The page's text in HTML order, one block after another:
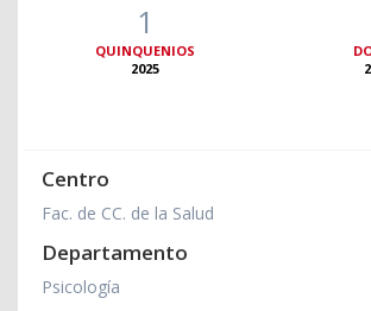
1
QUINQUENIOS
2025
Centro
Fac. de CC. de la Salud
Departamento
Psicología